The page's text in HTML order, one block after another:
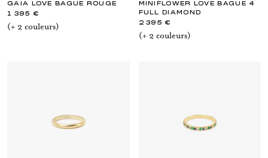
GAIA LOVE BAGUE ROUGE
1 395 €
(+ 2 couleurs)
MINIFLOWER LOVE BAGUE 4
FULL DIAMOND
2 395 €
(+ 2 couleurs)